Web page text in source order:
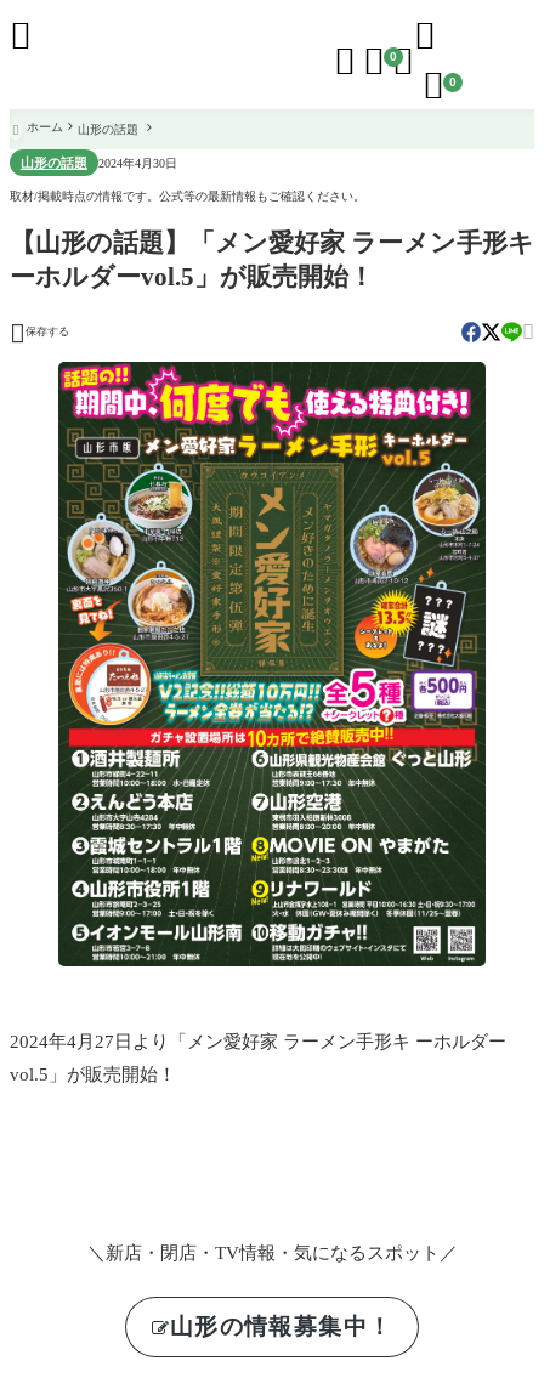
  0

 0

 ホーム 山形の話題
山形の話題 2024年4月30日
取材/掲載時点の情報です。公式等の最新情報もご確認ください。
【山形の話題】「メン愛好家 ラーメン手形キ
ーホルダーvol.5」が販売開始！
 保存する 
2024年4月27日より「メン愛好家 ラーメン手形キ ーホルダー
vol.5」が販売開始！
＼新店・閉店・TV情報・気になるスポット／
山形の情報募集中！